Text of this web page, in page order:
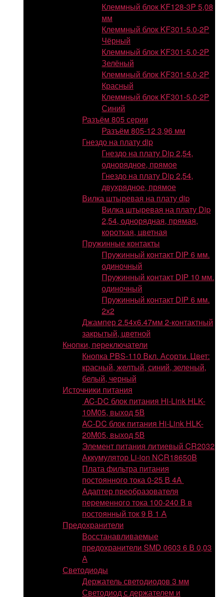
Клеммный блок KF128-3P 5,08
мм
Клеммный блок KF301-5.0-2P
Чёрный
Клеммный блок KF301-5.0-2P
Зелёный
Клеммный блок KF301-5.0-2P
Красный
Клеммный блок KF301-5.0-2P
Синий
Разъём 805 серии
Разъём 805-12 3,96 мм
Гнездо на плату dip
Гнездо на плату Dip 2,54,
однорядное, прямое
Гнездо на плату Dip 2,54,
двухрядное, прямое
Вилка штыревая на плату dip
Вилка штыревая на плату Dip
2,54, однорядная, прямая,
короткая, цветная
Пружинные контакты
Пружинный контакт DIP 6 мм.
одиночный
Пружинный контакт DIP 10 мм.
одиночный
Пружинный контакт DIP 6 мм.
2х2
Джампер 2.54х6.47мм 2-контактный
закрытый, цветной
Кнопки, переключатели
Кнопка PBS-110 Вкл. Асорти. Цвет:
красный, желтый, синий, зеленый,
белый, черный
Источники питания
AC-DC блок питания Hi-Link HLK-
10M05, выход 5В
AC-DC блок питания Hi-Link HLK-
20M05, выход 5В
Элемент питания литиевый CR2032
Аккумулятор Li-ion NCR18650B
Плата фильтра питания
постоянного тока 0-25 В 4A
Адаптер преобразователя
переменного тока 100-240 В в
постоянный ток 9 В 1 А
Предохранители
Восстанавливаемые
предохранители SMD 0603 6 В 0,03
А
Светодиоды
Держатель светодиодов 3 мм
Светодиод с держателем и